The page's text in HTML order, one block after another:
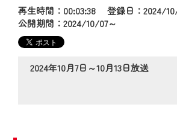
再生時間：00:03:38 登録日：2024/
公開期間：2024/10/07～
2024年10月7日～10月13日放送
【変更点】
◆デザイン変更により、お住
の動画コンテンツが一目瞭然。
◆当社アプリやＰＣブラウザ
でも・どこでも・外出先でも！